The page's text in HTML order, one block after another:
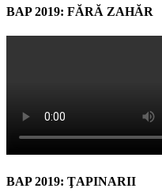
BAP 2019: FĂRĂ ZAHĂR
BAP 2019: ŢAPINARII